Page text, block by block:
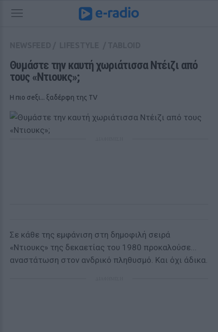
Θυμάστε την καυτή χωριάτισσα Ντέιζι από
τους «Ντιουκς»;
Η πιο σeξι... ξαδέρφη της TV
Σε κάθε της εμφάνιση στη δημοφιλή σειρά
«Ντιουκς» της δεκαετίας του 1980 προκαλούσε...
αναστάτωση στον ανδρικό πληθυσμό. Και όχι άδικα.